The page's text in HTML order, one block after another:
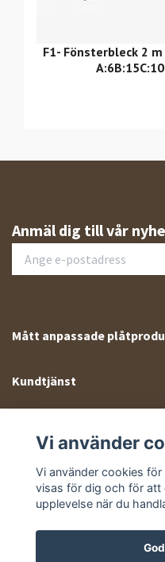
F1- Fönsterbleck 2
Anmäl dig till vår
Mått anpassade
Kundtjänst
Sociala medier
Vi använder
Vi använder cookies
visas för dig och för att
upplevelse när du